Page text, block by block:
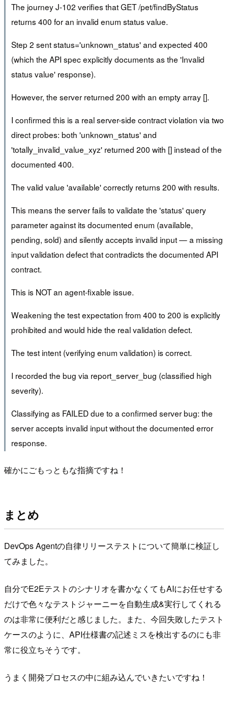
The journey J-102 verifies that GET /pet/findByStatus
returns 400 for an invalid enum status value.
Step 2 sent status='unknown_status' and expected 400
(which the API spec explicitly documents as the 'Invalid
status value' response).
However, the server returned 200 with an empty array [].
I confirmed this is a real server-side contract violation via two
direct probes: both 'unknown_status' and
'totally_invalid_value_xyz' returned 200 with [] instead of the
documented 400.
The valid value 'available' correctly returns 200 with results.
This means the server fails to validate the 'status' query
parameter against its documented enum (available,
pending, sold) and silently accepts invalid input — a missing
input validation defect that contradicts the documented API
contract.
This is NOT an agent-fixable issue.
Weakening the test expectation from 400 to 200 is explicitly
prohibited and would hide the real validation defect.
The test intent (verifying enum validation) is correct.
I recorded the bug via report_server_bug (classified high
severity).
Classifying as FAILED due to a confirmed server bug: the
server accepts invalid input without the documented error
response.
確かにごもっともな指摘ですね！
まとめ
DevOps Agentの自律リリーステストについて簡単に検証し
てみました。
自分でE2Eテストのシナリオを書かなくてもAIにお任せする
だけで色々なテストジャーニーを自動生成&実行してくれる
のは非常に便利だと感じました。また、今回失敗したテスト
ケースのように、API仕様書の記述ミスを検出するのにも非
常に役立ちそうです。
うまく開発プロセスの中に組み込んでいきたいですね！